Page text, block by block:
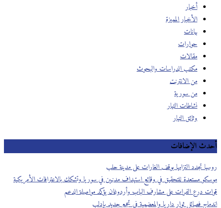
أخبار
الأخبار المميزة
بيانات
حوارات
مقالات
مكتب الدراسات والبحوث
من الانترنت
من سورية
نشاطات التيار
وثائق التيار
أحدث الإضافات
روسيا تجدد التزامها بوقف الغارات على مدينة حلب
موسكو مستعدة للتحقيق في وقائع استهداف مدنيين في سوريا وتشكك بالاعترافات الأمريكية
قوات درع الفرات على مشارف الباب وأردوغان يؤكد مواصلة الدعم
اندماج فصائل ثوار داريا والمعضمية في تجمع جديد بإدلب